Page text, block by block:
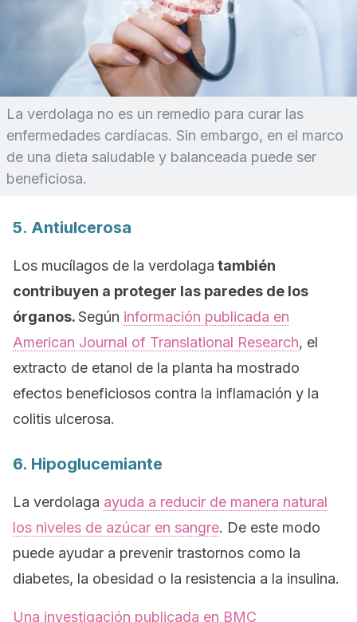
La verdolaga no es un remedio para curar las
enfermedades cardíacas. Sin embargo, en el marco
de una dieta saludable y balanceada puede ser
beneficiosa.
5. Antiulcerosa
Los mucílagos de la verdolaga también
contribuyen a proteger las paredes de los
órganos.Según información publicada en
American Journal of Translational Research, el
extracto de etanol de la planta ha mostrado
efectos beneficiosos contra la inflamación y la
colitis ulcerosa.
6. Hipoglucemiante
La verdolaga ayuda a reducir de manera natural
los niveles de azúcar en sangre. De este modo
puede ayudar a prevenir trastornos como la
diabetes, la obesidad o la resistencia a la insulina.
Una investigación publicada en BMC